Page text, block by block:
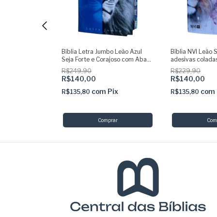
Bíblia Letra Jumbo Leão Azul
Seja Forte e Corajoso com Abas
Adesivas Capa dura Acolchoada
e Harpa
R$249,90
R$140,00
R$135,80 com Pix
Bíblia NVI Leão
adesivas
R$229,90
R$140,00
R$135,80 com